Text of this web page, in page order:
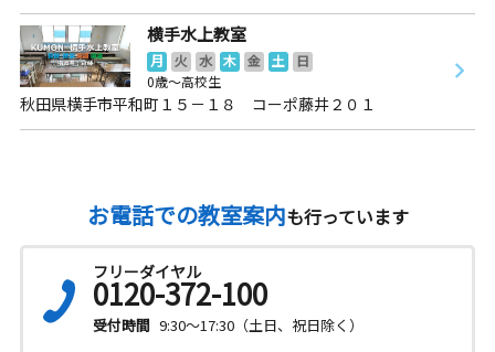
横手水上教室
月 火 水 木 金 土
日
0歳～高校生
秋田県横手市平和町１５－１８ コーポ藤井２０１
お電話での教室案内も行っています
フリーダイヤル
0120-372-100
受付時間 9:30～17:30（土日、祝日除く）